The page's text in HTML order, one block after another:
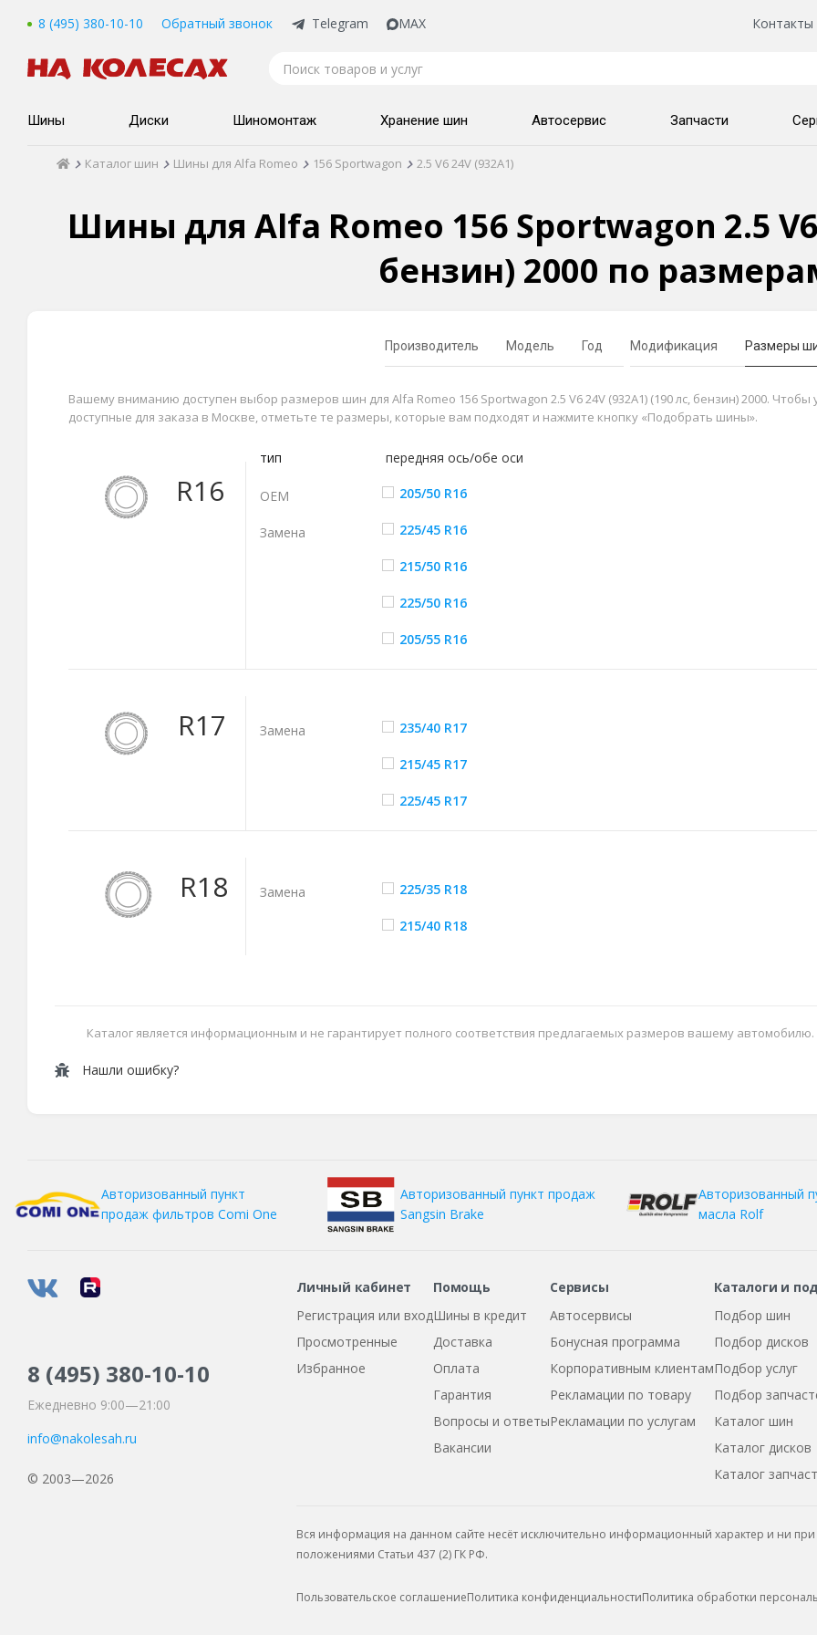
8 (495) 380-10-10 Обратный звонок Telegram MAX Контакты
Шины Диски Шиномонтаж Хранение шин Автосервис Запчасти
Каталог шин Шины для Alfa Romeo 156 Sportwagon 2.5 V6 24V (932A1)
Шины для Alfa Romeo 156 Sportwagon 2.5 V6
бензин) 2000 по
Производитель Модель Год Модификация Размеры
Вашему вниманию доступен выбор размеров шин для Alfa Romeo 156 Sportwagon 2.5 V6 24V (932A1) (190 лс, бензин) 2000.
доступные для заказа в Москве, отметьте те размеры, которые вам подходят и нажмите кнопку «Подобрать шины».
R16
тип передняя ось/обе оси
ОЕМ 205/50 R16
Замена 225/45 R16
215/50 R16
225/50 R16
205/55 R16
R17 Замена 235/40 R17
215/45 R17
225/45 R17
R18 Замена 225/35 R18
215/40 R18
Каталог является информационным и не гарантирует полного соответствия предлагаемых размеров вашему автомобилю.
Нашли ошибку?
Авторизованный пункт
продаж фильтров Comi One
Авторизованный пункт продаж
Sangsin Brake
Авторизованный
масла Rolf
8 (495) 380-10-10
Ежедневно 9:00—21:00
info@nakolesah.ru
© 2003—2026
Личный кабинет
Регистрация или вход
Просмотренные
Избранное
Помощь
Шины в кредит
Доставка
Оплата
Гарантия
Вопросы и ответы
Вакансии
Сервисы
Автосервисы
Бонусная программа
Корпоративным клиентам
Рекламации по товару
Рекламации по услугам
Каталоги и
Подбор шин
Подбор дисков
Подбор услуг
Подбор
Каталог шин
Каталог дисков
Каталог
Вся информация на данном сайте несёт исключительно информационный характер и ни
положениями Статьи 437 (2) ГК РФ.
Пользовательское соглашениеПолитика конфиденциальностиПолитика обработки